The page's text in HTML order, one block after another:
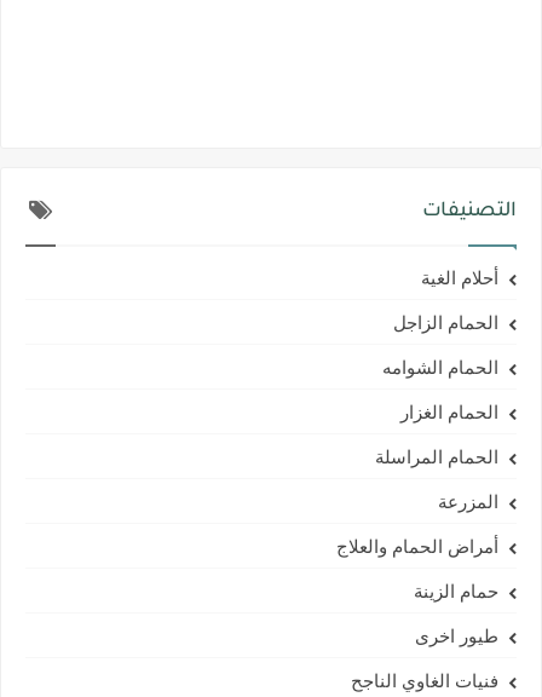
التصنيفات
أحلام الغية
الحمام الزاجل
الحمام الشوامه
الحمام الغزار
الحمام المراسلة
المزرعة
أمراض الحمام والعلاج
حمام الزينة
طيور اخرى
فنيات الغاوي الناجح